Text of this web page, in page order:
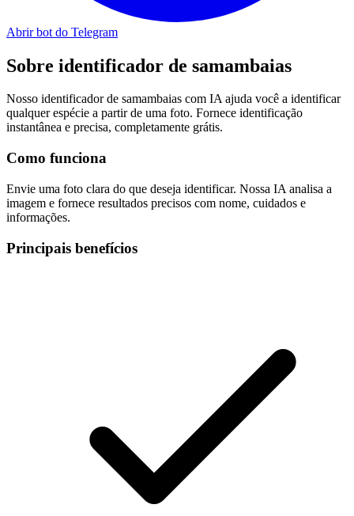
Abrir bot do Telegram
Sobre identificador de samambaias
Nosso identificador de samambaias com IA ajuda você a identificar
qualquer espécie a partir de uma foto. Fornece identificação
instantânea e precisa, completamente grátis.
Como funciona
Envie uma foto clara do que deseja identificar. Nossa IA analisa a
imagem e fornece resultados precisos com nome, cuidados e
informações.
Principais benefícios